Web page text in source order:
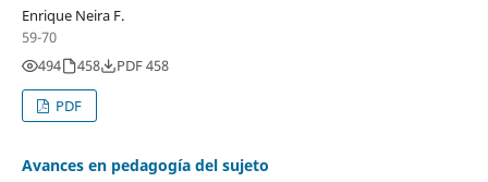
Enrique Neira F.
59-70
494
458 PDF 458
PDF
Avances en pedagogía del sujeto